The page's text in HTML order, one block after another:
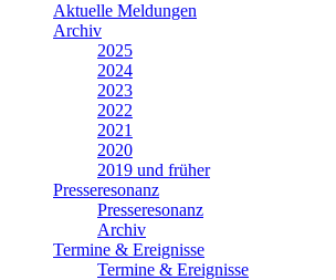
Aktuelle Meldungen
Archiv
2025
2024
2023
2022
2021
2020
2019 und früher
Presseresonanz
Presseresonanz
Archiv
Termine & Ereignisse
Termine & Ereignisse